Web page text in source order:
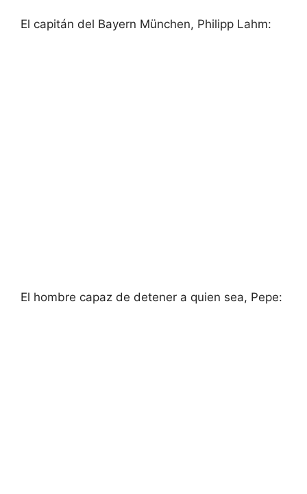
El capitán del Bayern München, Philipp Lahm:
El hombre capaz de detener a quien sea, Pepe: